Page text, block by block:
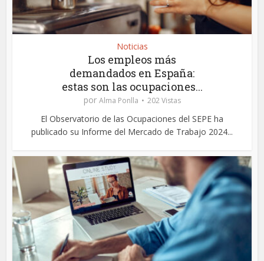
Noticias
Los empleos más
demandados en España:
estas son las ocupaciones...
por Alma Ponlla 202 Vistas
El Observatorio de las Ocupaciones del SEPE ha
publicado su Informe del Mercado de Trabajo 2024...